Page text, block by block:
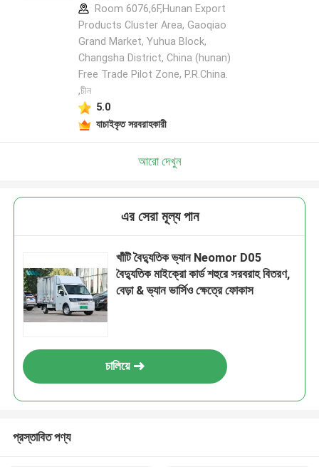
Room 6076,6F,Hunan Export
Products Cluster Area, Gaoqiao
Grand Market, Yuhua Block,
Changsha District, China (hunan)
Free Trade Pilot Zone, P.R.China.
,চীন
5.0
যাচাইকৃত সরবরাহকারী
আরো দেখুন
এর সেরা মূল্য পান
খাঁটি বৈদ্যুতিক ভ্যান Neomor D05
বৈদ্যুতিক মাইক্রো কার্ড শহুরে সরবরাহ বিতরণ,
বেড়া & ভ্যান ভার্সিও ক্ষেত্রে ফোকাস
চালিয়ে
প্রস্তাবিত পণ্য